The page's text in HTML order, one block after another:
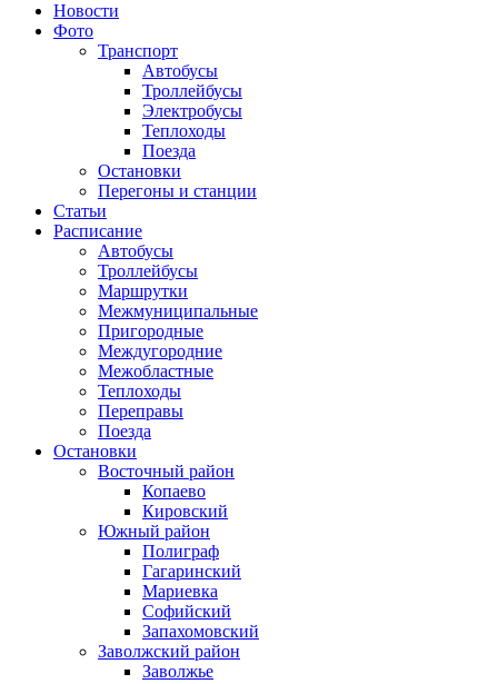
Новости
Фото
Транспорт
Автобусы
Троллейбусы
Электробусы
Теплоходы
Поезда
Остановки
Перегоны и станции
Статьи
Расписание
Автобусы
Троллейбусы
Маршрутки
Межмуниципальные
Пригородные
Междугородние
Межобластные
Теплоходы
Переправы
Поезда
Остановки
Восточный район
Копаево
Кировский
Южный район
Полиграф
Гагаринский
Мариевка
Софийский
Запахомовский
Заволжский район
Заволжье